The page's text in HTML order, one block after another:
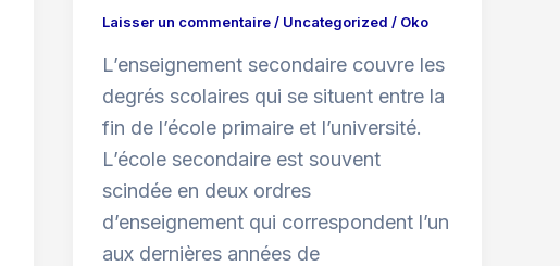
Laisser un commentaire/ Uncategorized / Oko
L’enseignement secondaire couvre les
degrés scolaires qui se situent entre la
fin de l’école primaire et l’université.
L’école secondaire est souvent
scindée en deux ordres
d’enseignement qui correspondent l’un
aux dernières années de